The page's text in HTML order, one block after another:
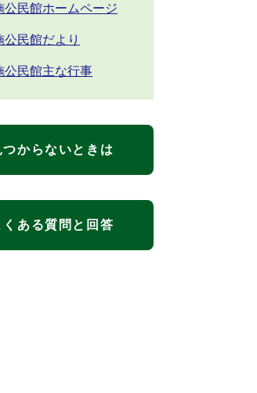
公民館ホームページ
公民館だより
公民館主な行事
つからないときは
くある質問と回答